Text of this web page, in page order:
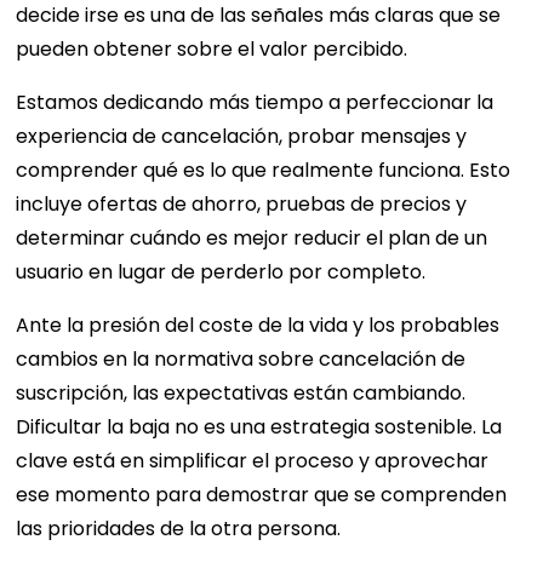
decide irse es una de las señales más claras que se
pueden obtener sobre el valor percibido.
Estamos dedicando más tiempo a perfeccionar la
experiencia de cancelación, probar mensajes y
comprender qué es lo que realmente funciona. Esto
incluye ofertas de ahorro, pruebas de precios y
determinar cuándo es mejor reducir el plan de un
usuario en lugar de perderlo por completo.
Ante la presión del coste de la vida y los probables
cambios en la normativa sobre cancelación de
suscripción, las expectativas están cambiando.
Dificultar la baja no es una estrategia sostenible. La
clave está en simplificar el proceso y aprovechar
ese momento para demostrar que se comprenden
las prioridades de la otra persona.